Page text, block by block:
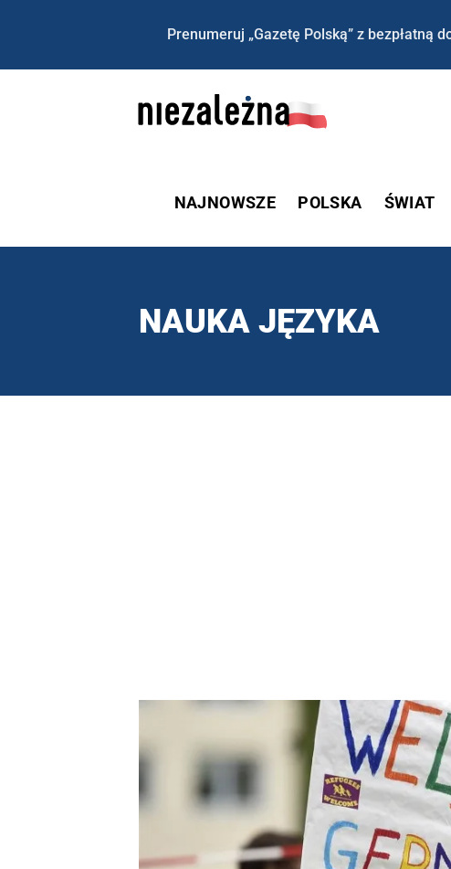
Prenumeruj „Gazetę Polską” z
NAJNOWSZE POLSKA ŚWIAT
NAUKA JĘZYKA